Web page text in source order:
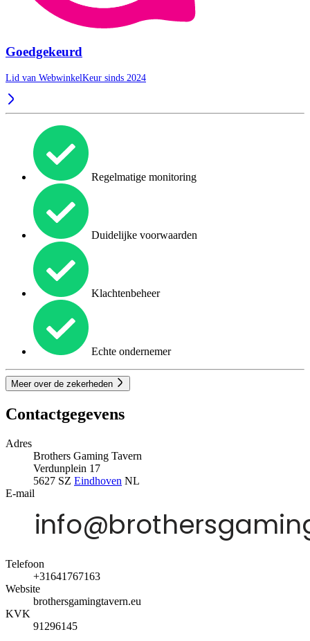
Goedgekeurd
Lid van WebwinkelKeur sinds 2024
Regelmatige monitoring
Duidelijke voorwaarden
Klachtenbeheer
Echte ondernemer
Meer over de zekerheden
Contactgegevens
Adres
Brothers Gaming Tavern
Verdunplein 17
5627 SZ Eindhoven NL
E-mail
Telefoon
+31641767163
Website
brothersgamingtavern.eu
KVK
91296145